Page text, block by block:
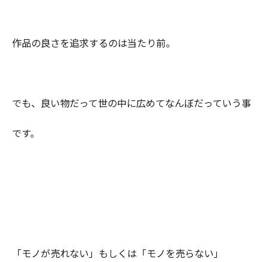
作品の良さを追求するのは当たり前。
でも、良い物だって世の中に広めてなんぼだっていう事
です。
「モノが売れない」もしくは「モノを売らない」